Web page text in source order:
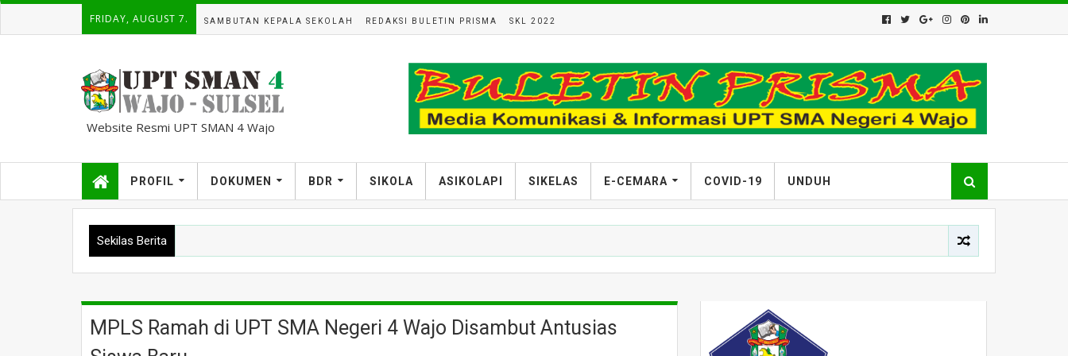
FRIDAY, AUGUST 7. SAMBUTAN KEPALA SEKOLAH REDAKSI BULETIN PRISMA SKL 2022
Website Resmi UPT SMAN 4 Wajo
PROFIL DOKUMEN BDR SIKOLA ASIKOLAPI SIKELAS E-CEMARA COVID-19 UNDUH
Sekilas Berita
MPLS Ramah di UPT SMA Negeri 4 Wajo Disambut Antusias